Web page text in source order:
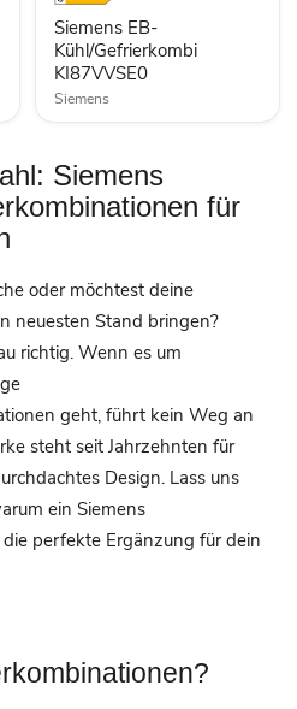
Siemens EB-
Kühl/Gefrierkombi
KI87VVSE0
Siemens
Siemens
für
oder möchtest deine
neuesten Stand bringen?
richtig. Wenn es um
geht, führt kein Weg an
steht seit Jahrzehnten für
Design. Lass uns
ein Siemens
perfekte Ergänzung für dein